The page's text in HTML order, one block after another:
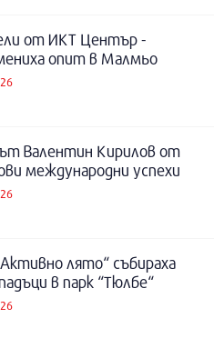
от ИКТ Център -
опит в Малмьо
Валентин Кирилов от
международни успехи
лято“ събираха
в парк “Тюлбе“